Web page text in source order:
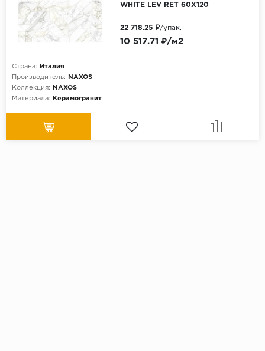
WHITE LEV RET 60X120
Страна:
Италия
Производитель:
NAXOS
Коллекция:
NAXOS
Материала:
Керамогранит
10 517.71 ₽/м2
22 718.25 ₽/упак.